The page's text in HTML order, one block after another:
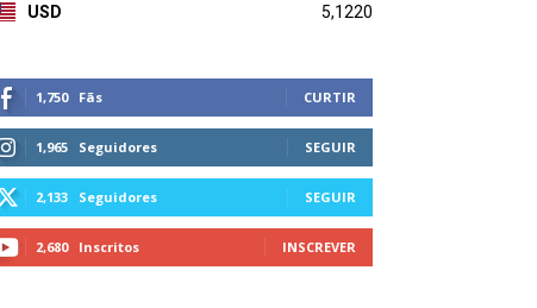
USD 5,1220
1,750 Fãs CURTIR
1,965 Seguidores SEGUIR
2,133 Seguidores SEGUIR
2,680 Inscritos INSCREVER